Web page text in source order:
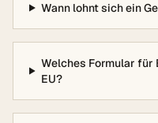
Wann lohnt sich ein
Welches Formular
EU?